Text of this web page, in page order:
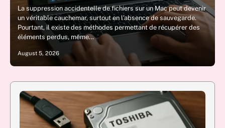
La suppression accidentelle de fichiers sur un Mac peut devenir
un véritable cauchemar, surtout en l’absence de sauvegarde.
Pourtant, il existe des méthodes permettant de récupérer des
éléments perdus, même…
August 5, 2026